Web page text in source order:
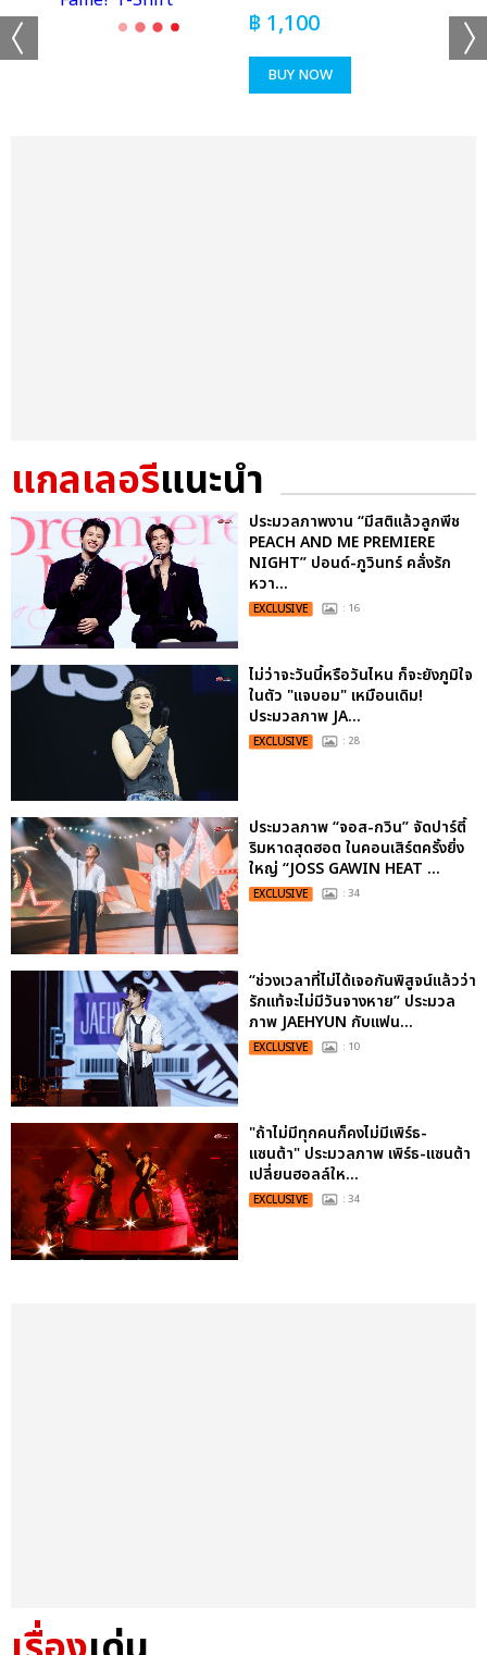
฿ 1,100
BUY NOW
แกลเลอรีแนะนำ
ประมวลภาพงาน “มีสติแล้วลูกพีช
PEACH AND ME PREMIERE
NIGHT” ปอนด์-ภูวินทร์ คลั่งรัก
หวา...
EXCLUSIVE : 16
ไม่ว่าจะวันนี้หรือวันไหน ก็จะยังภูมิใจ
ในตัว "แจบอม" เหมือนเดิม!
ประมวลภาพ JA...
EXCLUSIVE : 28
ประมวลภาพ “จอส-กวิน” จัดปาร์ตี้
ริมหาดสุดฮอต ในคอนเสิร์ตครั้งยิ่ง
ใหญ่ “JOSS GAWIN HEAT ...
EXCLUSIVE : 34
“ช่วงเวลาที่ไม่ได้เจอกันพิสูจน์แล้วว่า
รักแท้จะไม่มีวันจางหาย” ประมวล
ภาพ JAEHYUN กับแฟน...
EXCLUSIVE : 10
"ถ้าไม่มีทุกคนก็คงไม่มีเพิร์ธ-
แซนต้า" ประมวลภาพ เพิร์ธ-แซนต้า
เปลี่ยนฮอลล์ให...
EXCLUSIVE : 34